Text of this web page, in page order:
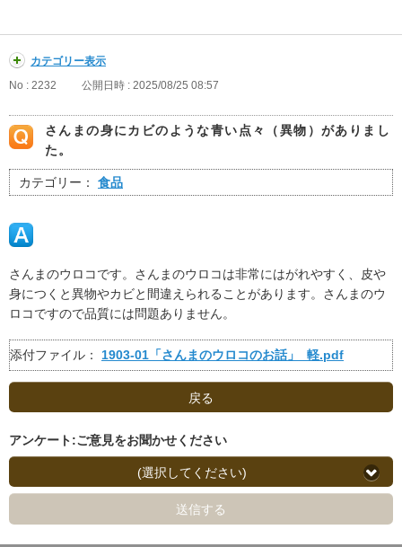
カテゴリー表示
No : 2232
公開日時 : 2025/08/25 08:57
さんまの身にカビのような青い点々（異物）がありまし
た。
カテゴリー： 食品
さんまのウロコです。さんまのウロコは非常にはがれやすく、皮や
身につくと異物やカビと間違えられることがあります。さんまのウ
ロコですので品質には問題ありません。
添付ファイル： 1903-01「さんまのウロコのお話」_軽.pdf
戻る
アンケート:ご意見をお聞かせください
(選択してください)
送信する